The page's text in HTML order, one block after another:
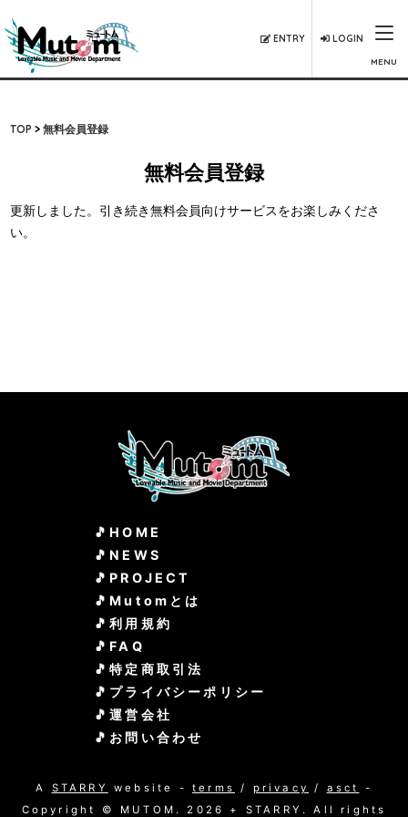
ENTRY LOGIN
MENU
TOP 無料会員登録
無料会員登録
更新しました。引き続き無料会員向けサービスをお楽しみくださ
い。
HOME
NEWS
PROJECT
Mutomとは
利用規約
FAQ
特定商取引法
プライバシーポリシー
運営会社
お問い合わせ
A STARRY website - terms / privacy / asct
-
Copyright © MUTOM. 2026 + STARRY. All rights